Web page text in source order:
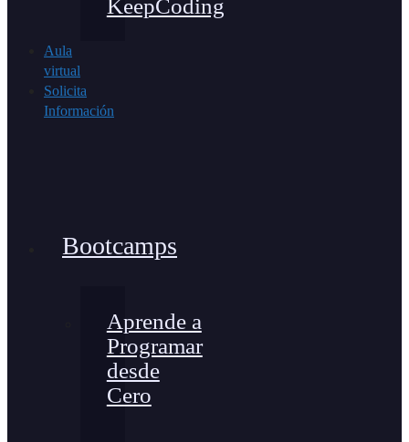
KeepCoding
Aula
virtual
Solicita
Información
Bootcamps
Aprende a
Programar
desde
Cero